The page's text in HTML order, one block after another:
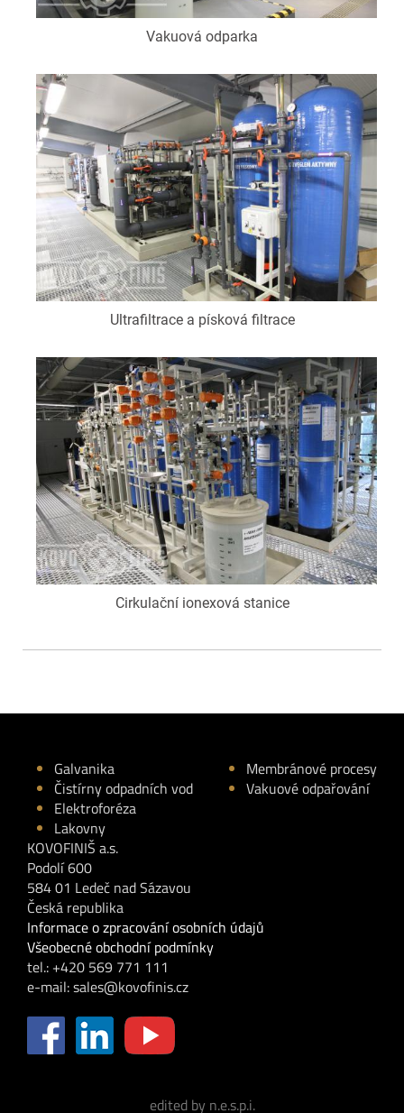
Vakuová odparka
Ultrafiltrace a písková filtrace
Cirkulační ionexová stanice
Galvanika
Čistírny odpadních vod
Elektroforéza
Lakovny
Membránové procesy
Vakuové odpařování
KOVOFINIŠ a.s.
Podolí 600
584 01 Ledeč nad Sázavou
Česká republika
Informace o zpracování osobních údajů
Všeobecné obchodní podmínky
tel.: +420 569 771 111
e-mail:sales@kovofinis.cz
edited by n.e.s.p.i.